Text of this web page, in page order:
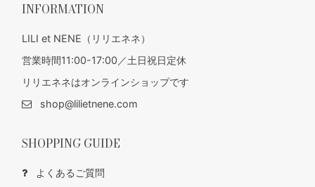
INFORMATION
LILI et NENE（リリエネネ）
営業時間11:00-17:00／土日祝日定休
リリエネネはオンラインショップです
shop@lilietnene.com
SHOPPING GUIDE
よくあるご質問